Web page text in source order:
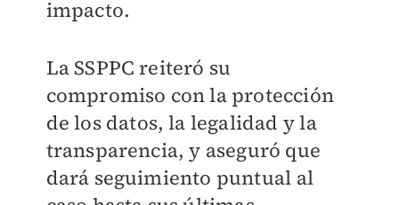
impacto.
La SSPPC reiteró su
compromiso con la protección
de los datos, la legalidad y la
transparencia, y aseguró que
dará seguimiento puntual al